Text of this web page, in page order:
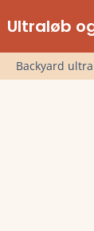
Ultraløb
Backyard ultra